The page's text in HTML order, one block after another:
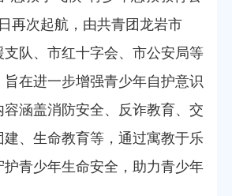
再次起航，由共青团龙岩市
队、市红十字会、市公安局等
在进一步增强青少年自护意识
涵盖消防安全、反诈教育、交
、生命教育等，通过寓教于乐
护青少年生命安全，助力青少年